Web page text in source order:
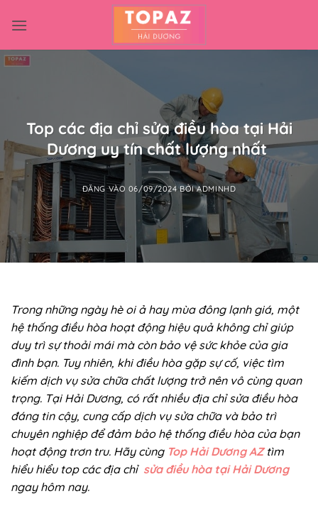
qua
dung
Top các địa chỉ sửa điều hòa tại Hải
Dương uy tín chất lượng nhất
ĐĂNG VÀO 06/09/2024 BỞIADMINHD
Trong những ngày hè oi ả hay mùa đông lạnh giá, một
hệ thống điều hòa hoạt động hiệu quả không chỉ giúp
duy trì sự thoải mái mà còn bảo vệ sức khỏe của gia
đình bạn. Tuy nhiên, khi điều hòa gặp sự cố, việc tìm
kiếm dịch vụ sửa chữa chất lượng trở nên vô cùng quan
trọng. Tại Hải Dương, có rất nhiều địa chỉ sửa điều hòa
đáng tin cậy, cung cấp dịch vụ sửa chữa và bảo trì
chuyên nghiệp để đảm bảo hệ thống điều hòa của bạn
hoạt động trơn tru. Hãy cùng Top Hải Dương AZtìm
hiểu hiểu top các địa chỉ sửa điều hòa tại Hải Dương
ngay hôm nay.